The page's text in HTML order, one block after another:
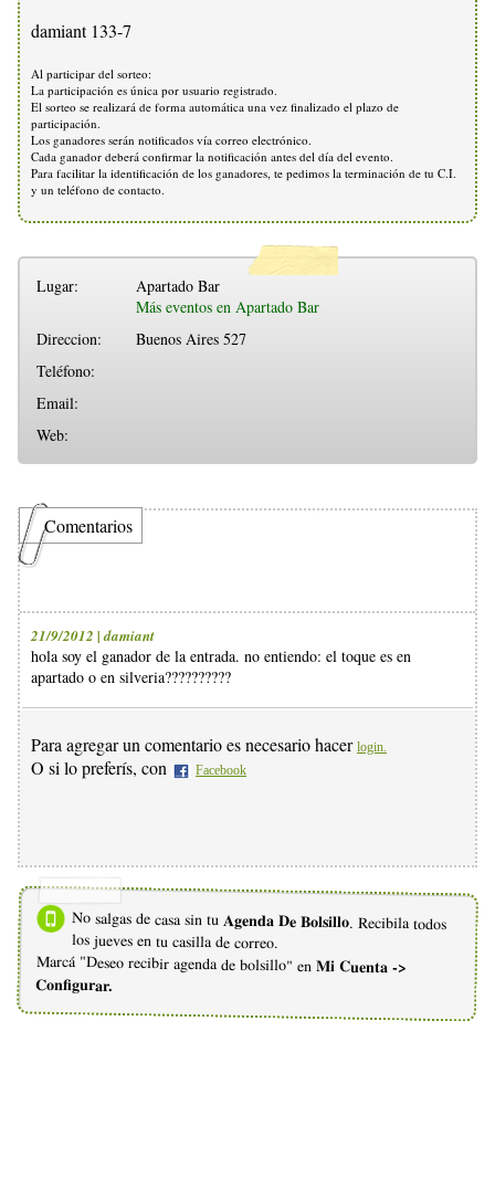
damiant 133-7
Al participar del sorteo:
La participación es única por usuario registrado.
El sorteo se realizará de forma automática una vez finalizado el plazo de
participación.
Los ganadores serán notificados vía correo electrónico.
Cada ganador deberá confirmar la notificación antes del día del evento.
Para facilitar la identificación de los ganadores, te pedimos la terminación de tu C.I.
y un teléfono de contacto.
Lugar:
Apartado Bar
Más eventos en Apartado Bar
Direccion:
Buenos Aires 527
Teléfono:
Email:
Web:
Comentarios
21/9/2012 | damiant
hola soy el ganador de la entrada. no entiendo: el toque es en
apartado o en silveria??????????
Para agregar un comentario es necesario hacer login.
O si lo preferís, con Facebook
No salgas de casa sin tu Agenda De Bolsillo. Recibila todos
los jueves en tu casilla de correo.
Marcá "Deseo recibir agenda de bolsillo" en Mi Cuenta ->
Configurar.